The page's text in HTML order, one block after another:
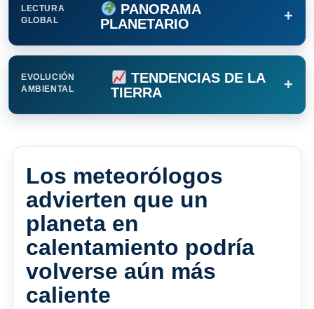
LECTURA
GLOBAL
PANORAMA
PLANETARIO
+
EVOLUCIÓN
AMBIENTAL
TENDENCIAS DE LA
TIERRA
+
Los meteorólogos
advierten que un
planeta en
calentamiento podría
volverse aún más
caliente